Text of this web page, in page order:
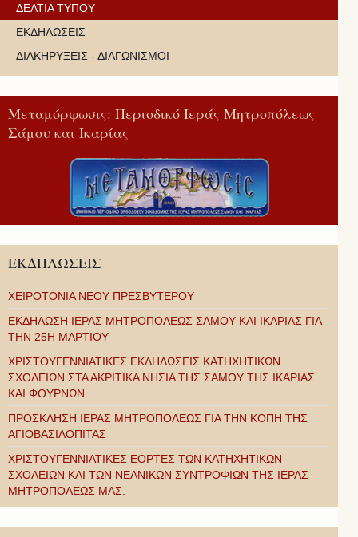
ΔΕΛΤΙΑ ΤΥΠΟΥ
ΕΚΔΗΛΩΣΕΙΣ
ΔΙΑΚΗΡΥΞΕΙΣ - ΔΙΑΓΩΝΙΣΜΟΙ
Μεταμόρφωσις: Περιοδικό Ιεράς Μητροπόλεως
Σάμου και Ικαρίας
ΕΚΔΗΛΩΣΕΙΣ
ΧΕΙΡΟΤΟΝΙΑ ΝΕΟΥ ΠΡΕΣΒΥΤΕΡΟΥ
ΕΚΔΗΛΩΣΗ ΙΕΡΑΣ ΜΗΤΡΟΠΟΛΕΩΣ ΣΑΜΟΥ ΚΑΙ ΙΚΑΡΙΑΣ ΓΙΑ
ΤΗΝ 25Η ΜΑΡΤΙΟΥ
ΧΡΙΣΤΟΥΓΕΝΝΙΑΤΙΚΕΣ ΕΚΔΗΛΩΣΕΙΣ ΚΑΤΗΧΗΤΙΚΩΝ
ΣΧΟΛΕΙΩΝ ΣΤΑ ΑΚΡΙΤΙΚΑ ΝΗΣΙΑ ΤΗΣ ΣΑΜΟΥ ΤΗΣ ΙΚΑΡΙΑΣ
ΚΑΙ ΦΟΥΡΝΩΝ .
ΠΡΟΣΚΛΗΣΗ ΙΕΡΑΣ ΜΗΤΡΟΠΟΛΕΩΣ ΓΙΑ ΤΗΝ ΚΟΠΗ ΤΗΣ
ΑΓΙΟΒΑΣΙΛΟΠΙΤΑΣ
ΧΡΙΣΤΟΥΓΕΝΝΙΑΤΙΚΕΣ ΕΟΡΤΕΣ ΤΩΝ ΚΑΤΗΧΗΤΙΚΩΝ
ΣΧΟΛΕΙΩΝ ΚΑΙ ΤΩΝ ΝΕΑΝΙΚΩΝ ΣΥΝΤΡΟΦΙΩΝ ΤΗΣ ΙΕΡΑΣ
ΜΗΤΡΟΠΟΛΕΩΣ ΜΑΣ.